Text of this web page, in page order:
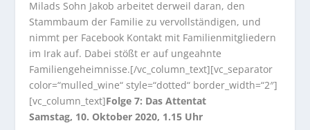
Milads Sohn Jakob arbeitet derweil daran, den
Stammbaum der Familie zu vervollständigen, und
nimmt per Facebook Kontakt mit Familienmitgliedern
im Irak auf. Dabei stößt er auf ungeahnte
Familiengeheimnisse.[/vc_column_text][vc_separator
color=“mulled_wine“ style=“dotted“ border_width=“2″]
[vc_column_text]Folge 7: Das Attentat
Samstag, 10. Oktober 2020, 1.15 Uhr